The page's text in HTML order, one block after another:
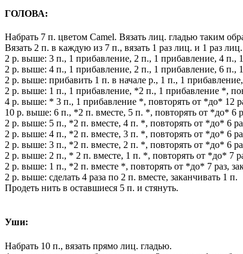
ГОЛОВА:
Набрать 7 п. цветом Camel. Вязать лиц. гладью таким
Вязать 2 п. в каждую из 7 п., вязать 1 раз лиц. и 1 раз
2 р. выше: 3 п., 1 прибавление, 2 п., 1 прибавление, 4 п.,
2 р. выше: 4 п., 1 прибавление, 2 п., 1 прибавление, 6 п.,
2 р. выше: прибавить 1 п. в начале р., 1 п., 1
2 р. выше: 1 п., 1 прибавление, *2 п., 1 прибавление *,
4 р. выше: * 3 п., 1 прибавление *, повторять от *до* 12
10 р. выше: 6 п., *2 п. вместе, 5 п. *, повторять от *до* 6
2 р. выше: 5 п., *2 п. вместе, 4 п. *, повторять от *до* 6
2 р. выше: 4 п., *2 п. вместе, 3 п. *, повторять от *до* 6
2 р. выше: 3 п., *2 п. вместе, 2 п. *, повторять от *до* 6
2 р. выше: 2 п., * 2 п. вместе, 1 п. *, повторять от *до* 7
2 р. выше: 1 п., *2 п. вместе *, повторять от *до* 7 раз,
2 р. выше: сделать 4 раза по 2 п. вместе, заканчивать 1 п.
Продеть нить в оставшиеся 5 п. и стянуть.
Уши:
Набрать 10 п., вязать прямо лиц. гладью.